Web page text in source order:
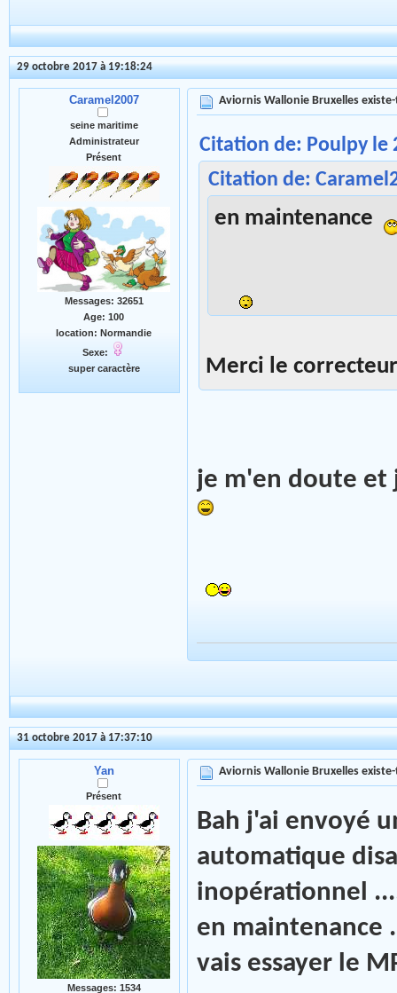
29 octobre 2017 à 19:18:24
Caramel2007
seine maritime
Administrateur
Présent
Messages: 32651
Age: 100
location: Normandie
Sexe:
super caractère
Aviornis Wallonie Bruxelles
Citation de: Poulpy le
Citation de:
en maintenance
Merci le
je m'en doute et
31 octobre 2017 à 17:37:10
Yan
Présent
Messages: 1534
Aviornis Wallonie Bruxelles
Bah j'ai envoyé
automatique
inopérationnel
en maintenance
vais essayer le